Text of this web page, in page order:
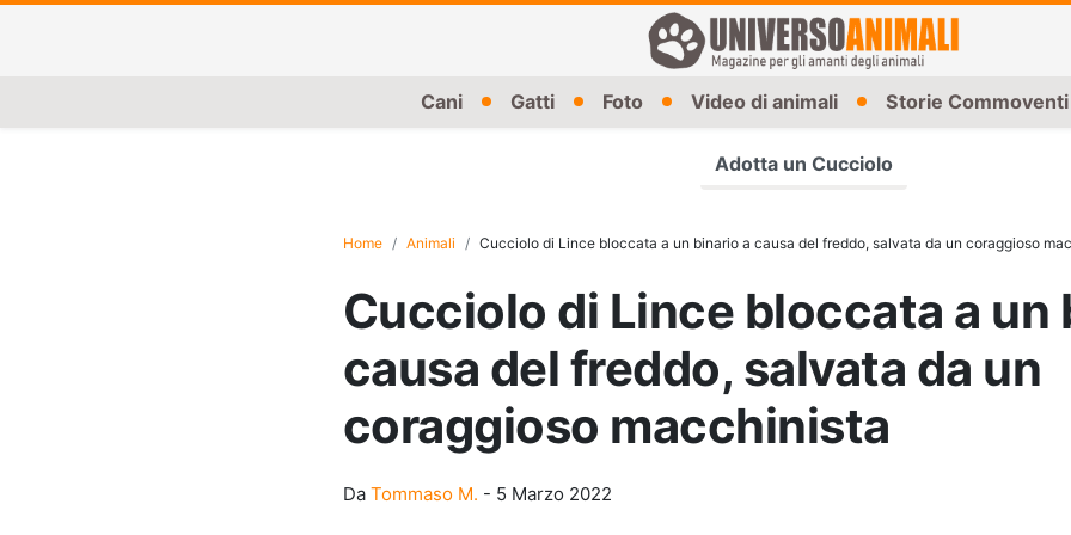
Cani Gatti Foto Video di animali Storie Commoventi
Adotta un Cucciolo
Home Animali Cucciolo di Lince bloccata a un binario a causa del freddo, salvata da un coraggioso
Cucciolo di Lince bloccata a un
causa del freddo, salvata da un
coraggioso macchinista
Da Tommaso M. - 5 Marzo 2022